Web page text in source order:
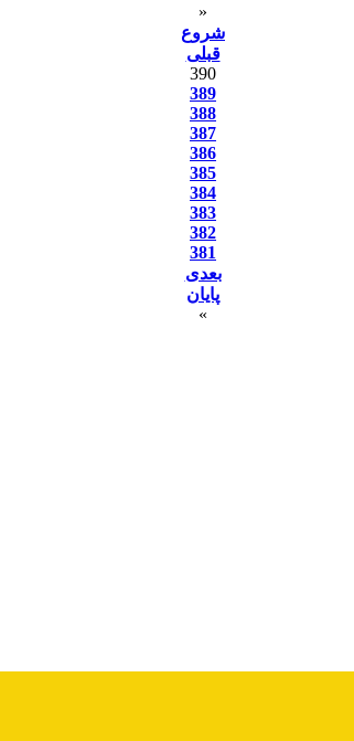
«
شروع
قبلی
390
389
388
387
386
385
384
383
382
381
بعدی
پایان
»